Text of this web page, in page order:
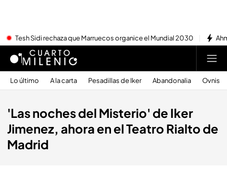
Tesh Sidi rechaza que Marruecos organice el Mundial 2030
Lo último A la carta Pesadillas de Iker Abandonalia Ovnis
'Las noches del Misterio' de Iker
Jimenez, ahora en el Teatro Rialto de
Madrid